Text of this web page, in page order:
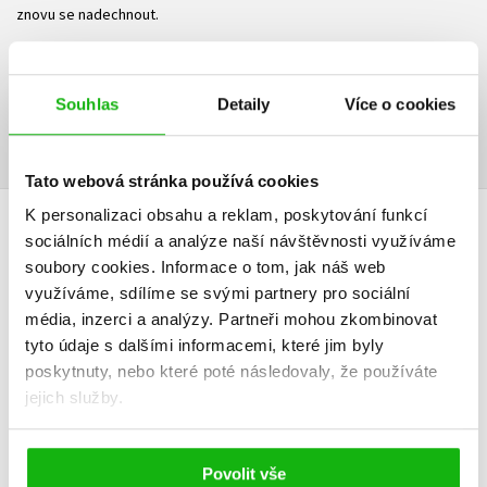
Souhlas Detaily Více o cookies
Tato webová stránka používá cookies
K personalizaci obsahu a reklam, poskytování funkcí
sociálních médií a analýze naší návštěvnosti využíváme
soubory cookies. Informace o tom, jak náš web
využíváme, sdílíme se svými partnery pro sociální
média, inzerci a analýzy. Partneři mohou zkombinovat
tyto údaje s dalšími informacemi, které jim byly
poskytnuty, nebo které poté následovaly, že používáte
jejich služby.
Povolit vše
znovu se nadechnout.
Ukázka.pdf
HODNOCENÍ ČTENÁŘŮ
V současné době nejsou vytvořena žádná uživatelská hodnocení.
Vaše hodnocení
Uživatelskou recenzi mohou vkládat pouze registrovaní uživatelé
Přihlásit